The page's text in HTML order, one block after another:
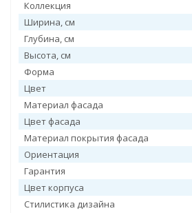
Коллекция
Ширина, см
Глубина, см
Высота, см
Форма
Цвет
Материал фасада
Цвет фасада
Материал покрытия фасада
Ориентация
Гарантия
Цвет корпуса
Стилистика дизайна